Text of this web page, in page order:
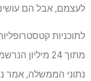
לעצמם, אבל הם
נתוני הממשלה, אמר